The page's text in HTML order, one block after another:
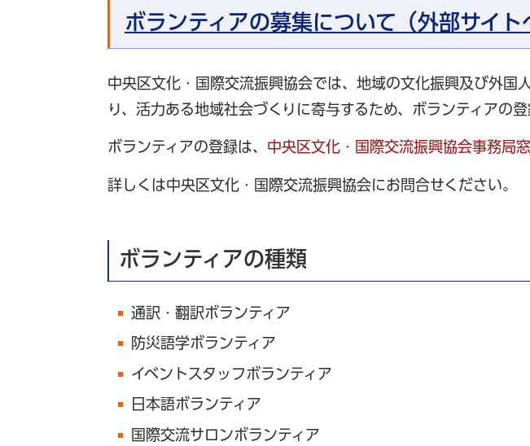
ボランティアの募集について（外部サイト
中央区文化・国際交流振興協会では、地域の文化振興及び外国
り、活力ある地域社会づくりに寄与するため、ボランティアの登
ボランティアの登録は、 中央区文化・国際交流振興協会事務局
詳しくは中央区文化・国際交流振興協会にお問合せください。
ボランティアの種類
通訳・翻訳ボランティア
防災語学ボランティア
イベントスタッフボランティア
日本語ボランティア
国際交流サロンボランティア